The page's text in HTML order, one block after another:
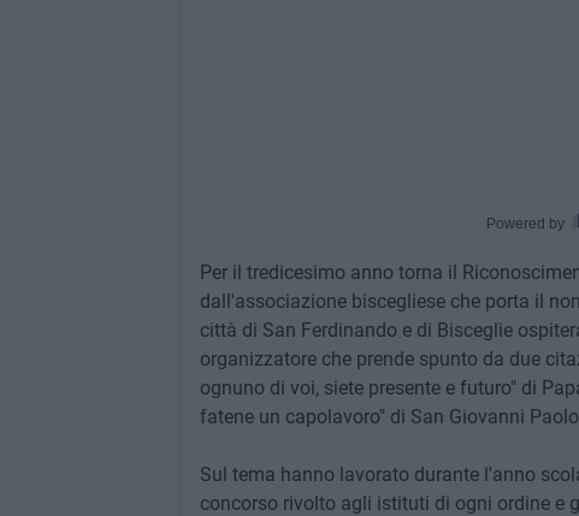
Powered by
Per il tredicesimo anno torna il
dall'associazione biscegliese che porta il
città di San Ferdinando e di Bisceglie
organizzatore che prende spunto da due
ognuno di voi, siete presente e futuro" di
fatene un capolavoro" di San Giovanni
Sul tema hanno lavorato durante l'anno
concorso rivolto agli istituti di ogni ordine e